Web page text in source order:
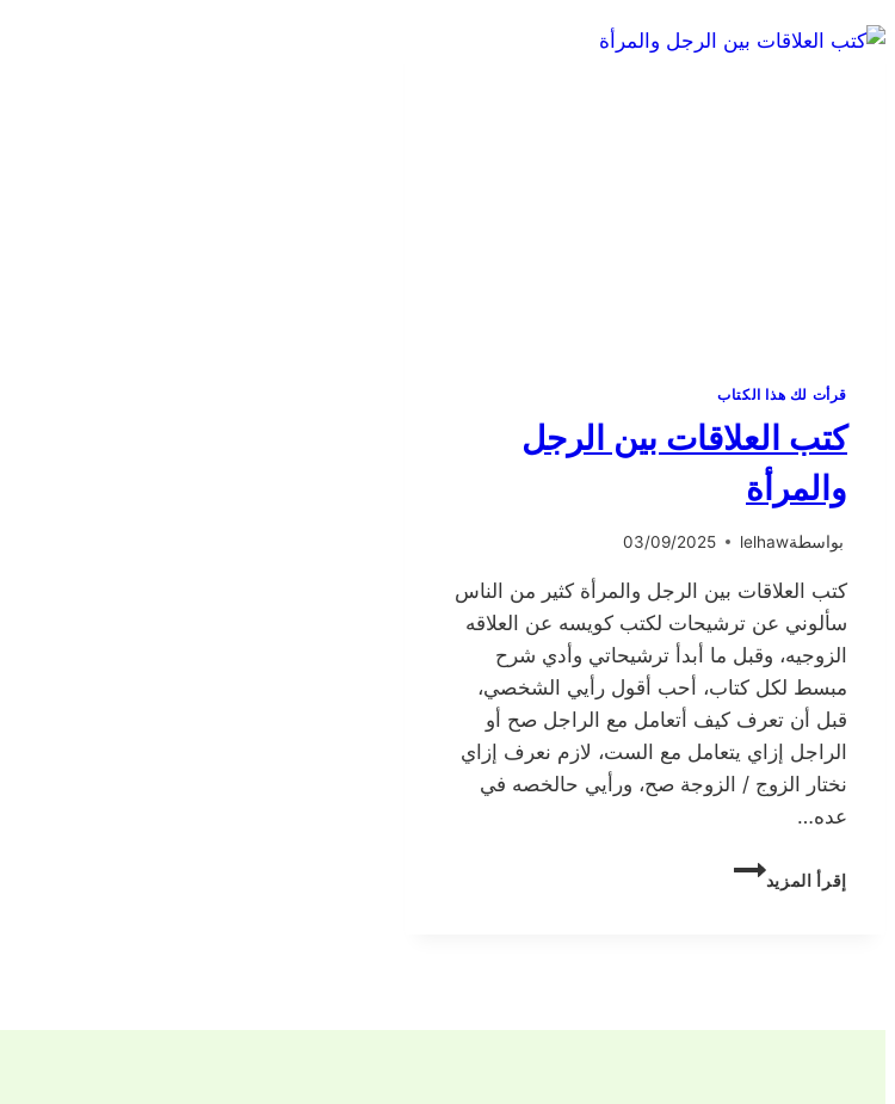
قرأت لك هذا الكتاب
كتب العلاقات بين الرجل
والمرأة
بواسطةlelhaw
03/09/2025
كتب العلاقات بين الرجل والمرأة كثير من الناس
سألوني عن ترشيحات لكتب كويسه عن العلاقه
الزوجيه، وقبل ما أبدأ ترشيحاتي وأدي شرح
مبسط لكل كتاب، أحب أقول رأيي الشخصي،
قبل أن تعرف كيف أتعامل مع الراجل صح أو
الراجل إزاي يتعامل مع الست، لازم نعرف إزاي
نختار الزوج / الزوجة صح، ورأيي حالخصه في
عده…
إقرأ المزيد
كتب
العلاقات